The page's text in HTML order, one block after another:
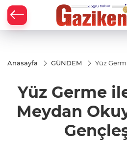
Anasayfa GÜNDEM
Yüz Germe
Okuyan
Doğal
Yüz Germe
Meydan